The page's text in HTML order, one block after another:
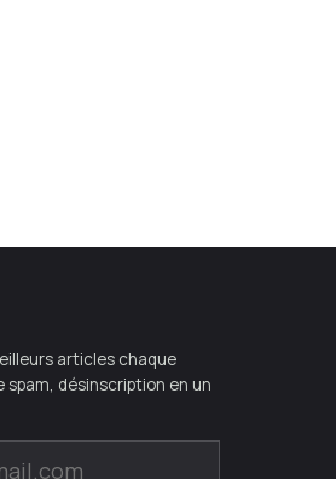
articles chaque
spam, désinscription en un